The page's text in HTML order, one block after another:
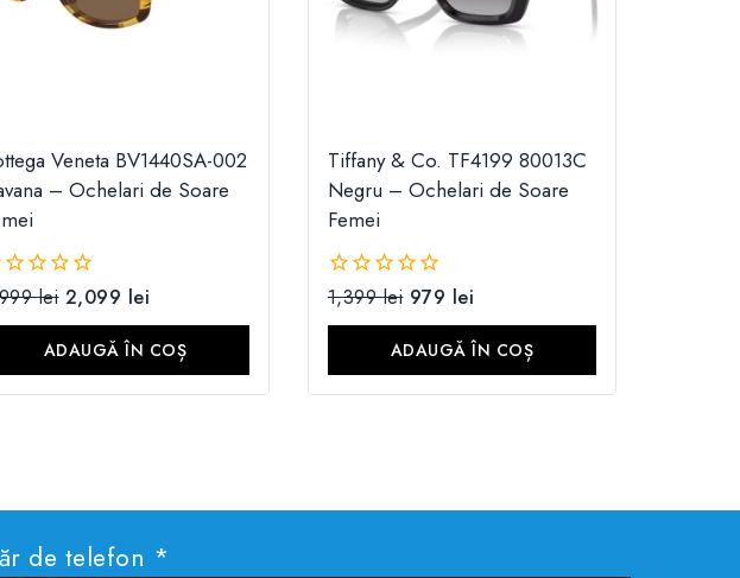
Veneta BV1440SA-002
– Ochelari de Soare
lei 2,099 lei
ADAUGĂ ÎN COȘ
Tiffany & Co. TF4199 80013C
Negru – Ochelari de Soare
Femei
0
1,399lei 979 lei
ADAUGĂ ÎN COȘ
de telefon *